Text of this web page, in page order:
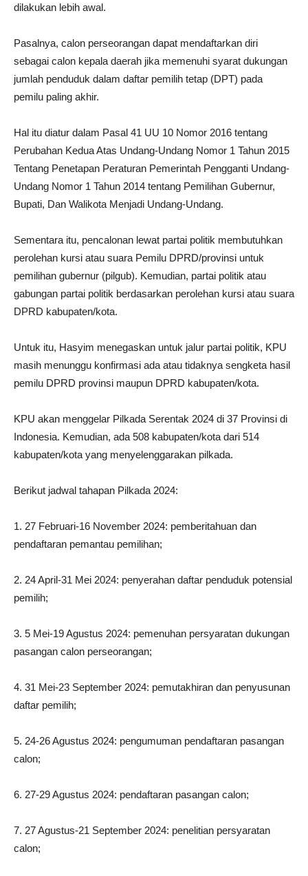
dilakukan lebih awal.
Pasalnya, calon perseorangan dapat mendaftarkan diri
sebagai calon kepala daerah jika memenuhi syarat dukungan
jumlah penduduk dalam daftar pemilih tetap (DPT) pada
pemilu paling akhir.
Hal itu diatur dalam Pasal 41 UU 10 Nomor 2016 tentang
Perubahan Kedua Atas Undang-Undang Nomor 1 Tahun 2015
Tentang Penetapan Peraturan Pemerintah Pengganti Undang-
Undang Nomor 1 Tahun 2014 tentang Pemilihan Gubernur,
Bupati, Dan Walikota Menjadi Undang-Undang.
Sementara itu, pencalonan lewat partai politik membutuhkan
perolehan kursi atau suara Pemilu DPRD/provinsi untuk
pemilihan gubernur (pilgub). Kemudian, partai politik atau
gabungan partai politik berdasarkan perolehan kursi atau suara
DPRD kabupaten/kota.
Untuk itu, Hasyim menegaskan untuk jalur partai politik, KPU
masih menunggu konfirmasi ada atau tidaknya sengketa hasil
pemilu DPRD provinsi maupun DPRD kabupaten/kota.
KPU akan menggelar Pilkada Serentak 2024 di 37 Provinsi di
Indonesia. Kemudian, ada 508 kabupaten/kota dari 514
kabupaten/kota yang menyelenggarakan pilkada.
Berikut jadwal tahapan Pilkada 2024:
1. 27 Februari-16 November 2024: pemberitahuan dan
pendaftaran pemantau pemilihan;
2. 24 April-31 Mei 2024: penyerahan daftar penduduk potensial
pemilih;
3. 5 Mei-19 Agustus 2024: pemenuhan persyaratan dukungan
pasangan calon perseorangan;
4. 31 Mei-23 September 2024: pemutakhiran dan penyusunan
daftar pemilih;
5. 24-26 Agustus 2024: pengumuman pendaftaran pasangan
calon;
6. 27-29 Agustus 2024: pendaftaran pasangan calon;
7. 27 Agustus-21 September 2024: penelitian persyaratan
calon;